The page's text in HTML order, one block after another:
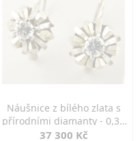
Náušnice z bílého zlata s
přírodními diamanty - 0,30
ct
37 300 Kč